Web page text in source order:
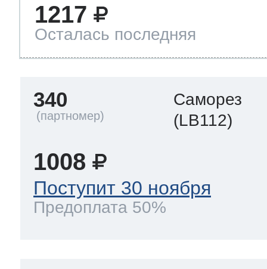
1217
Осталась последняя
340
Саморез
(LB112)
1008
Поступит 30 ноября
Предоплата 50%